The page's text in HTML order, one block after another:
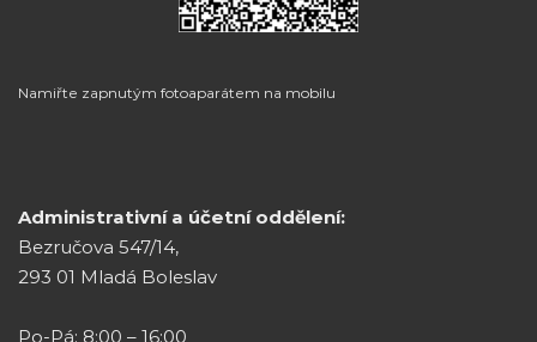
Namiřte zapnutým fotoaparátem na mobilu
Administrativní a účetní oddělení:
Bezručova 547/14,
293 01 Mladá Boleslav
Po-Pá: 8:00 – 16:00